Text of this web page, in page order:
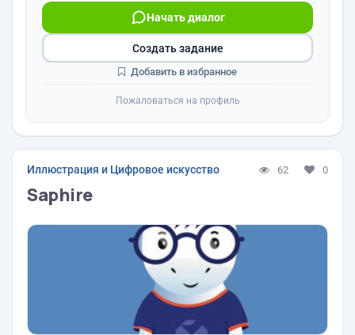
Начать диалог
Создать задание
Добавить в избранное
Пожаловаться на профиль
Иллюстрация и Цифровое искусство 62 0
Saphire